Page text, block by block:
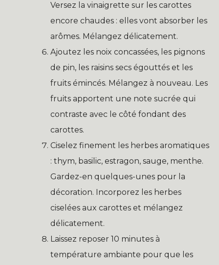
Versez la vinaigrette sur les carottes
encore chaudes : elles vont absorber les
arômes. Mélangez délicatement.
Ajoutez les noix concassées, les pignons
de pin, les raisins secs égouttés et les
fruits émincés. Mélangez à nouveau. Les
fruits apportent une note sucrée qui
contraste avec le côté fondant des
carottes.
Ciselez finement les herbes aromatiques
: thym, basilic, estragon, sauge, menthe.
Gardez-en quelques-unes pour la
décoration. Incorporez les herbes
ciselées aux carottes et mélangez
délicatement.
Laissez reposer 10 minutes à
température ambiante pour que les